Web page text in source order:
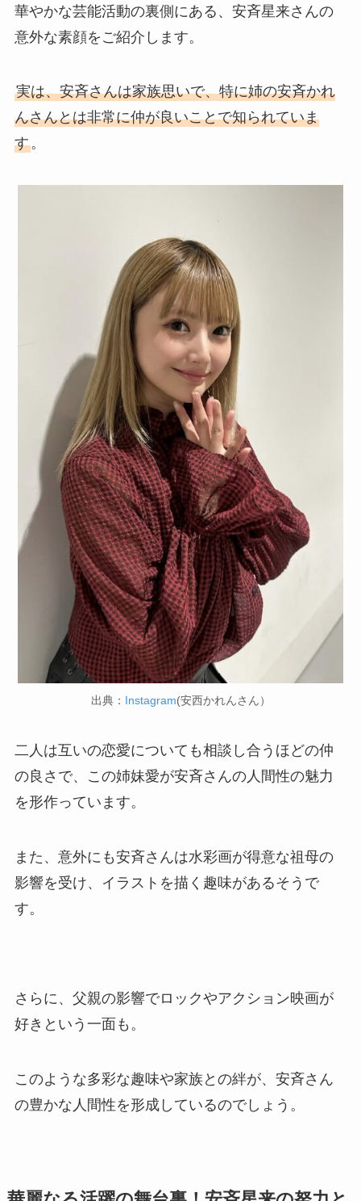
華やかな芸能活動の裏側にある、安斉星来さんの
意外な素顔をご紹介します。
実は、安斉さんは家族思いで、特に姉の安斉かれ
んさんとは非常に仲が良いことで知られていま
す。
出典： Instagram(安西かれんさん）
二人は互いの恋愛についても相談し合うほどの仲
の良さで、この姉妹愛が安斉さんの人間性の魅力
を形作っています。
また、意外にも安斉さんは水彩画が得意な祖母の
影響を受け、イラストを描く趣味があるそうで
す。
さらに、父親の影響でロックやアクション映画が
好きという一面も。
このような多彩な趣味や家族との絆が、安斉さん
の豊かな人間性を形成しているのでしょう。